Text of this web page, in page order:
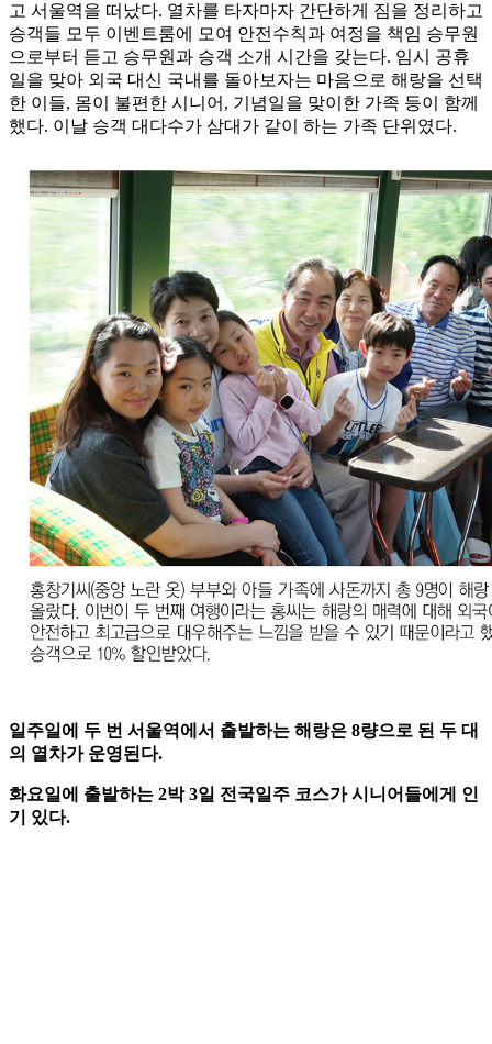
고 서울역을 떠났다. 열차를 타자마자 간단하게 짐을 정리하고
승객들 모두 이벤트룸에 모여 안전수칙과 여정을 책임 승무원
으로부터 듣고 승무원과 승객 소개 시간을 갖는다. 임시 공휴
일을 맞아 외국 대신 국내를 돌아보자는 마음으로 해랑을 선택
한 이들, 몸이 불편한 시니어, 기념일을 맞이한 가족 등이 함께
했다. 이날 승객 대다수가 삼대가 같이 하는 가족 단위였다.
일주일에 두 번 서울역에서 출발하는 해랑은 8량으로 된 두 대
의 열차가 운영된다.
화요일에 출발하는 2박 3일 전국일주 코스가 시니어들에게 인
기 있다.